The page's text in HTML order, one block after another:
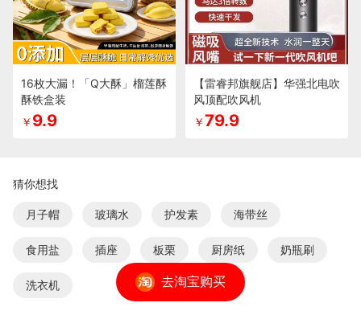
16枚大漏！「Q大酥」榴莲酥
酥铁盒装
￥ 9.9
【雷睿邦旗舰店】华强北电吹
风顶配吹风机
￥79.9
猜你想找
月子帽 玻璃水 护发素 海带丝
食用盐 插座 板栗 厨房纸 奶瓶刷
洗衣机 去淘宝购买